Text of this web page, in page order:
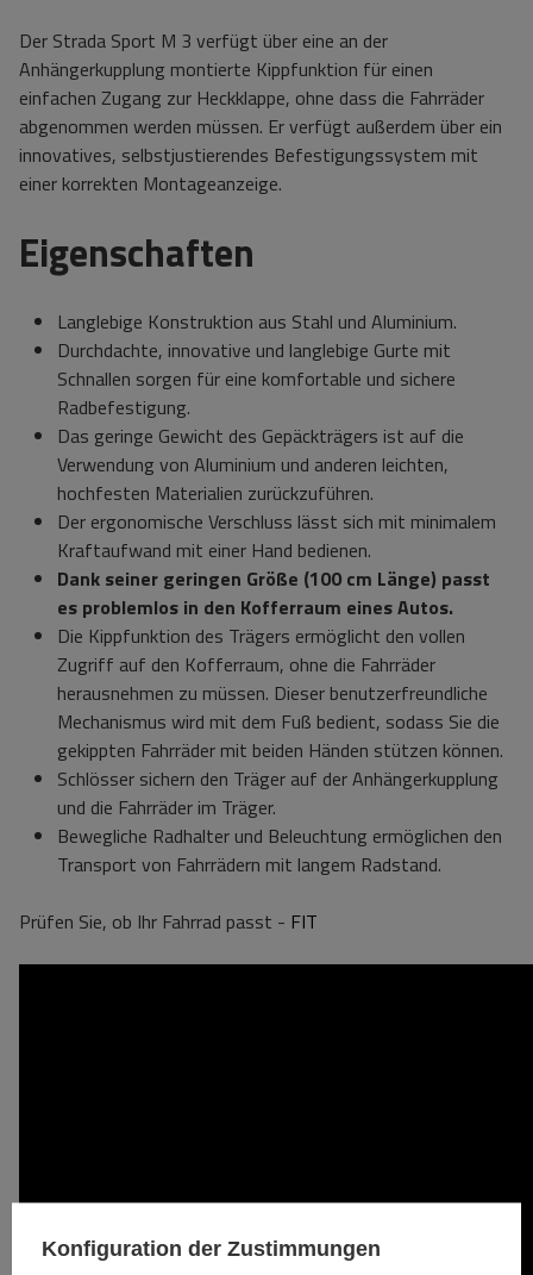
Der Strada Sport M 3 verfügt über eine an der
Anhängerkupplung montierte Kippfunktion für einen
einfachen Zugang zur Heckklappe, ohne dass die Fahrräder
abgenommen werden müssen. Er verfügt außerdem über ein
innovatives, selbstjustierendes Befestigungssystem mit
einer korrekten Montageanzeige.
Eigenschaften
Langlebige Konstruktion aus Stahl und Aluminium.
Durchdachte, innovative und langlebige Gurte mit
Schnallen sorgen für eine komfortable und sichere
Radbefestigung.
Das geringe Gewicht des Gepäckträgers ist auf die
Verwendung von Aluminium und anderen leichten,
hochfesten Materialien zurückzuführen.
Der ergonomische Verschluss lässt sich mit minimalem
Kraftaufwand mit einer Hand bedienen.
Dank seiner geringen Größe (100 cm Länge) passt
es problemlos in den Kofferraum eines Autos.
Die Kippfunktion des Trägers ermöglicht den vollen
Zugriff auf den Kofferraum, ohne die Fahrräder
herausnehmen zu müssen. Dieser benutzerfreundliche
Mechanismus wird mit dem Fuß bedient, sodass Sie die
gekippten Fahrräder mit beiden Händen stützen können.
Schlösser sichern den Träger auf der Anhängerkupplung
und die Fahrräder im Träger.
Bewegliche Radhalter und Beleuchtung ermöglichen den
Transport von Fahrrädern mit langem Radstand.
Prüfen Sie, ob Ihr Fahrrad passt - FIT
Konfiguration der Zustimmungen